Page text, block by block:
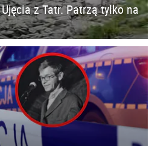
Ujęcia z Tatr. Patrzą tylko na